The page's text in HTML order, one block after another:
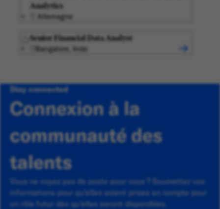
Analytics
Allemagne
Senior Financial Data Analyst
Bangalore, Inde
Stay connected
Connexion à la
communauté des
talents
Vous ne voyez pas de poste pour vous ? Soumettez vos
informations pour qu'elles soient prises en compte pour
un rôle futur dès qu'elles seront disponibles.